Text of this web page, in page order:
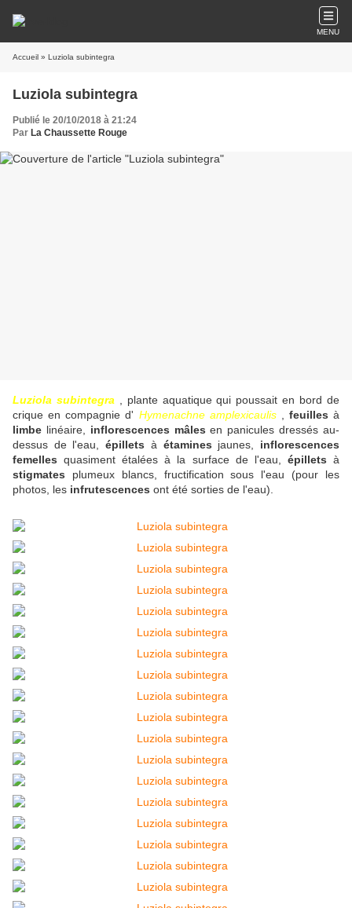
MENU
Accueil » Luziola subintegra
Luziola subintegra
Publié le 20/10/2018 à 21:24
Par La Chaussette Rouge
Luziola subintegra , plante aquatique qui poussait en bord de
crique en compagnie d' Hymenachne amplexicaulis feuilles à
limbe linéaire, inflorescences mâles en panicules dressés au-
dessus de l'eau,épillets à étamines jaunes, inflorescences
femelles quasiment étalées à la surface de l'eau, épilletsà
stigmates plumeux blancs, fructification sous l'eau (pour les
photos, les infrutescences ont été sorties de l'eau).